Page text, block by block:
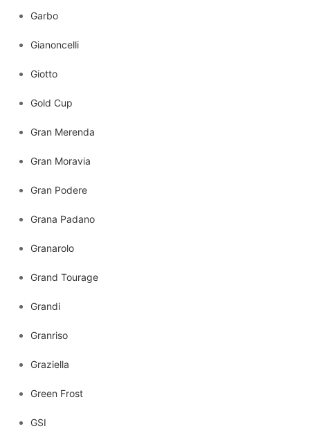
Garbo
Gianoncelli
Giotto
Gold Cup
Gran Merenda
Gran Moravia
Gran Podere
Grana Padano
Granarolo
Grand Tourage
Grandi
Granriso
Graziella
Green Frost
GSI